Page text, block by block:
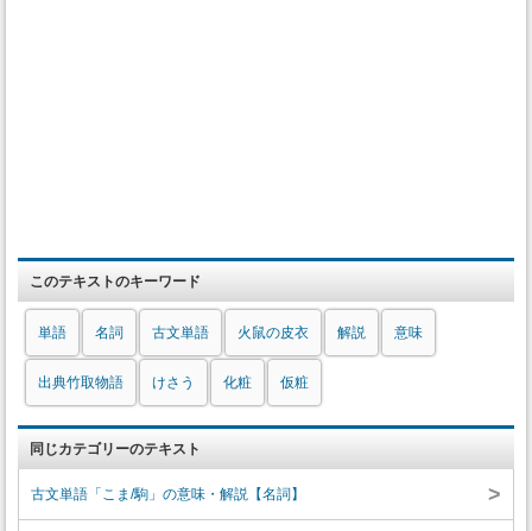
このテキストのキーワード
単語 名詞 古文単語 火鼠の皮衣 解説 意味
出典竹取物語 けさう 化粧 仮粧
同じカテゴリーのテキスト
古文単語「こま/駒」の意味・解説【名詞】 >